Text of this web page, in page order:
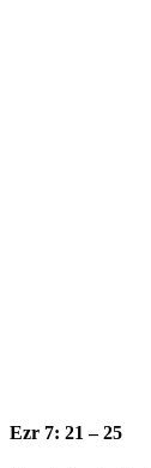
Ezr 7: 21 – 25